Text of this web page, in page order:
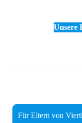
Unsere
Für Eltern von